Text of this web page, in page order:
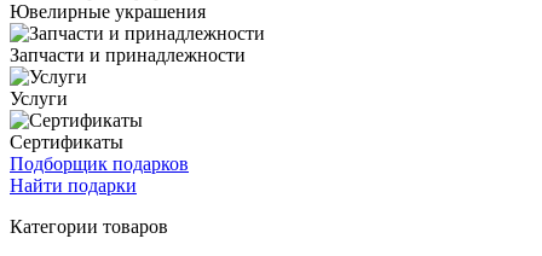
Ювелирные украшения
Запчасти и принадлежности
Услуги
Сертификаты
Подборщик подарков
Найти подарки
Категории товаров